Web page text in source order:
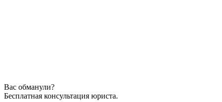
Вас обманули?
Бесплатная консультация юриста.